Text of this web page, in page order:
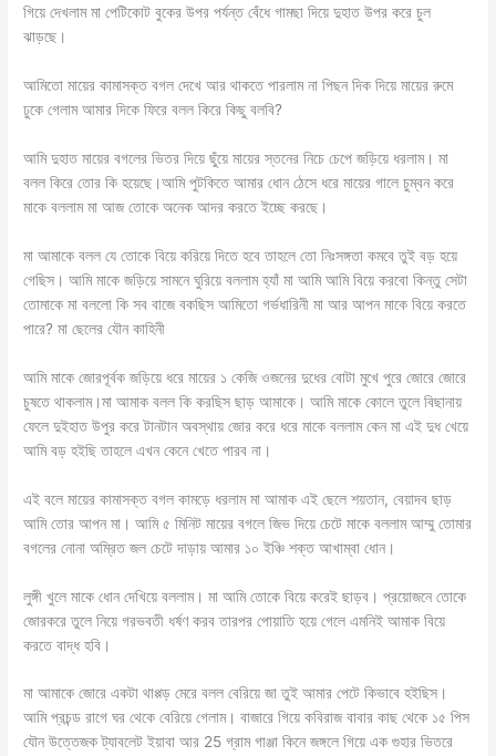
গিয়ে দেখলাম মা পেটিকোট বুকের উপর পর্যন্ত বেঁধে গামছা দিয়ে দুহাত উপর করে চুল
ঝাড়ছে।
আমিতো মায়ের কামাসক্ত বগল দেখে আর থাকতে পারলাম না পিছন দিক দিয়ে মায়ের রুমে
ঢুকে গেলাম আমার দিকে ফিরে বলল কিরে কিছু বলবি?
আমি দুহাত মায়ের বগলের ভিতর দিয়ে ছুঁয়ে মায়ের স্তনের নিচে চেপে জড়িয়ে ধরলাম। মা
বলল কিরে তোর কি হয়েছে।আমি পুটকিতে আমার ধোন ঠেসে ধরে মায়ের গালে চুম্বন করে
মাকে বললাম মা আজ তোকে অনেক আদর করতে ইচ্ছে করছে।
মা আমাকে বলল যে তোকে বিয়ে করিয়ে দিতে হবে তাহলে তো নিঃসঙ্গতা কমবে তুই বড় হয়ে
গেছিস। আমি মাকে জড়িয়ে সামনে ঘুরিয়ে বললাম হ্যাঁ মা আমি আমি বিয়ে করবো কিন্তু সেটা
তোমাকে মা বললো কি সব বাজে বকছিস আমিতো গর্ভধারিনী মা আর আপন মাকে বিয়ে করতে
পারে? মা ছেলের যৌন কাহিনী
আমি মাকে জোরপূর্বক জড়িয়ে ধরে মায়ের ১ কেজি ওজনের দুধের বোটা মুখে পুরে জোরে জোরে
চুষতে থাকলাম।মা আমাক বলল কি করছিস ছাড় আমাকে। আমি মাকে কোলে তুলে বিছানায়
ফেলে দুইহাত উপুর করে টানটান অবস্থায় জোর করে ধরে মাকে বললাম কেন মা এই দুধ খেয়ে
আমি বড় হইছি তাহলে এখন কেনে খেতে পারব না।
এই বলে মায়ের কামাসক্ত বগল কামড়ে ধরলাম মা আমাক এই ছেলে শয়তান, বেয়াদব ছাড়
আমি তোর আপন মা। আমি ৫ মিনিট মায়ের বগলে জিভ দিয়ে চেটে মাকে বললাম আম্মু তোমার
বগলের নোনা অম্রিত জল চেটে দাড়ায় আমার ১০ ইঞ্চি শক্ত আখাম্বা ধোন।
লুঙ্গী খুলে মাকে ধোন দেখিয়ে বললাম। মা আমি তোকে বিয়ে করেই ছাড়ব। প্রয়োজনে তোকে
জোরকরে তুলে নিয়ে গরভবতী ধর্ষণ করব তারপর পোয়াতি হয়ে গেলে এমনিই আমাক বিয়ে
করতে বাদ্ধ হবি।
মা আমাকে জোরে একটা থাপ্পড় মেরে বলল বেরিয়ে জা তুই আমার পেটে কিভাবে হইছিস।
আমি প্রচন্ড রাগে ঘর থেকে বেরিয়ে গেলাম। বাজারে গিয়ে কবিরাজ বাবার কাছ থেকে ১৫ পিস
যৌন উত্তেজক ট্যাবলেট ইয়াবা আর 25 গ্রাম গাঞ্জা কিনে জঙ্গলে গিয়ে এক গুহার ভিতরে